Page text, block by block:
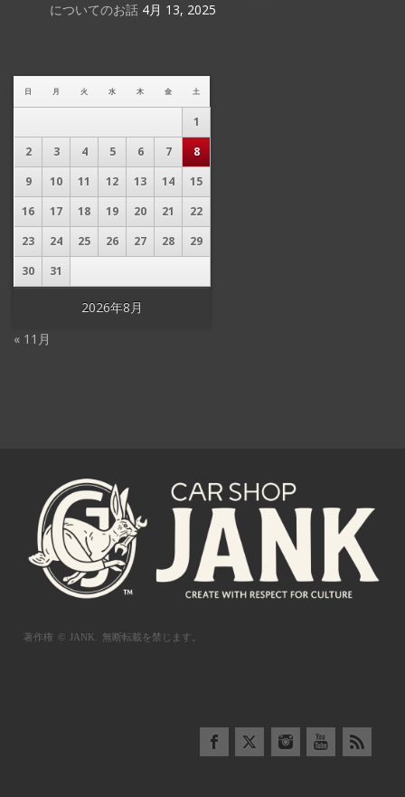
についてのお話 4月 13, 2025
2026年8月
日 月 火 水 木 金 土
1
2
3 4 5 6 7
8
9
10 11 12 13 14
15
16
17 18 19 20 21
22
23
24 25 26 27 28
29
30
31
« 11月
著作権 © JANK. 無断転載を禁じます。